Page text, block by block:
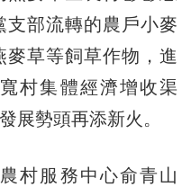
支部流轉的農戶小麥
草等飼草作物，進
村集體經濟增收渠
展勢頭再添新火。
服務中心俞青山